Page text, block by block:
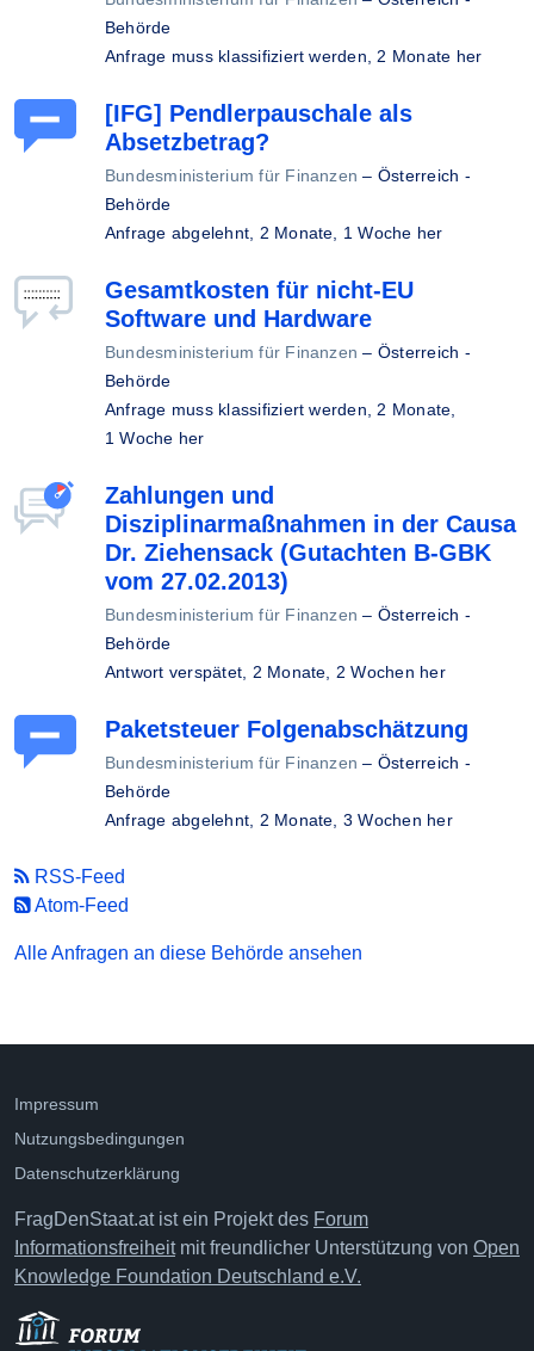
Behörde
Anfrage muss klassifiziert werden, 2 Monate her
[IFG] Pendlerpauschale als
Absetzbetrag?
Bundesministerium für Finanzen – Österreich -
Behörde
Anfrage abgelehnt, 2 Monate, 1 Woche her
Gesamtkosten für nicht-EU
Software und Hardware
Bundesministerium für Finanzen – Österreich -
Behörde
Anfrage muss klassifiziert werden, 2 Monate,
1 Woche her
Zahlungen und
Disziplinarmaßnahmen in der Causa
Dr. Ziehensack (Gutachten B-GBK
vom 27.02.2013)
Bundesministerium für Finanzen – Österreich -
Behörde
Antwort verspätet, 2 Monate, 2 Wochen her
Paketsteuer Folgenabschätzung
Bundesministerium für Finanzen – Österreich -
Behörde
Anfrage abgelehnt, 2 Monate, 3 Wochen her
RSS-Feed
Atom-Feed
Alle Anfragen an diese Behörde ansehen
Impressum
Nutzungsbedingungen
Datenschutzerklärung
FragDenStaat.at ist ein Projekt des Forum
Informationsfreiheitmit freundlicher Unterstützung von Open
Knowledge Foundation Deutschland e.V.